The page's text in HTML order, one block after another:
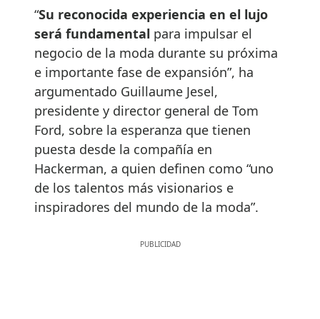
“Su reconocida experiencia en el lujo
será fundamental para impulsar el
negocio de la moda durante su próxima
e importante fase de expansión”, ha
argumentado Guillaume Jesel,
presidente y director general de Tom
Ford, sobre la esperanza que tienen
puesta desde la compañía en
Hackerman, a quien definen como “uno
de los talentos más visionarios e
inspiradores del mundo de la moda”.